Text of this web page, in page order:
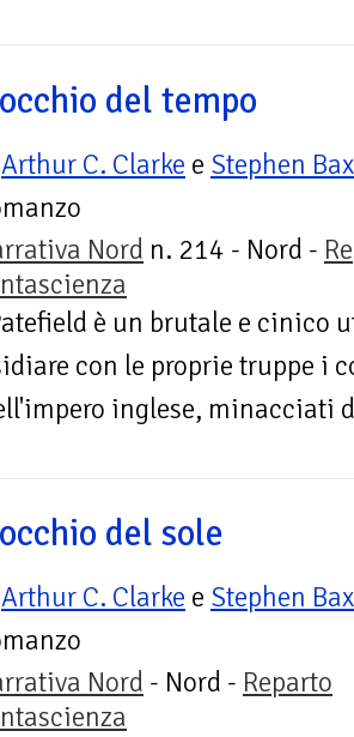
del tempo
Arthur C. Clarke e Stephen
Nord n. 214 - Nord -
è un brutale e cinico
con le proprie truppe i
inglese, minacciati
del sole
Arthur C. Clarke e Stephen
Nord - Nord - Reparto